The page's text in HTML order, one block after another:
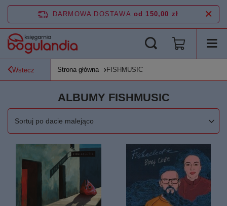
DARMOWA DOSTAWA od 150,00 zł
Wstecz Strona główna FISHMUSIC
ALBUMY FISHMUSIC
Zmień sortowanie
Sortuj po dacie malejąco